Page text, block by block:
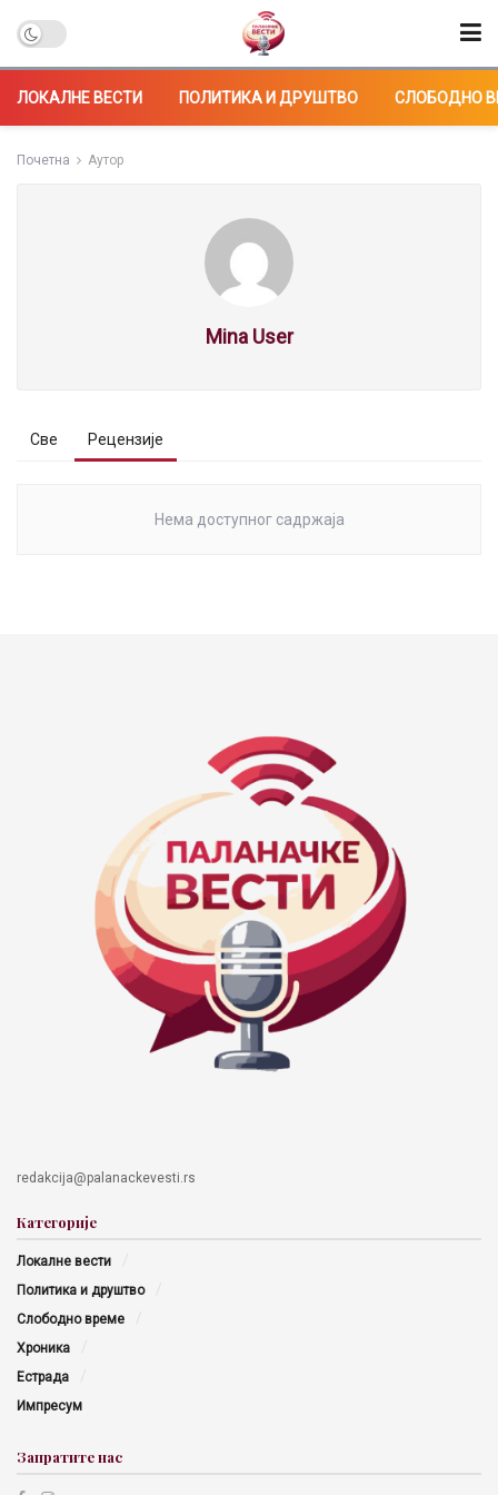
ЛОКАЛНЕ ВЕСТИ ПОЛИТИКА И ДРУШТВО СЛОБОДНО
Почетна Аутор
Mina User
Све Рецензије
Нема доступног садржаја
redakcija@palanackevesti.rs
Категорије
Локалне вести
Политика и друштво
Слободно време
Хроника
Естрада
Импресум
Запратите нас